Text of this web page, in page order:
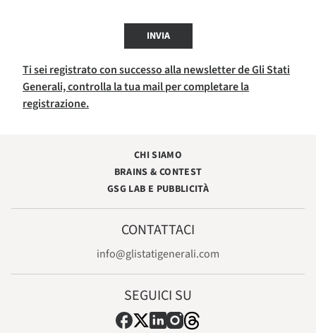
INVIA
Ti sei registrato con successo alla newsletter de Gli Stati
Generali, controlla la tua mail per completare la
registrazione.
CHI SIAMO
BRAINS & CONTEST
GSG LAB E PUBBLICITÀ
CONTATTACI
info@glistatigenerali.com
SEGUICI SU